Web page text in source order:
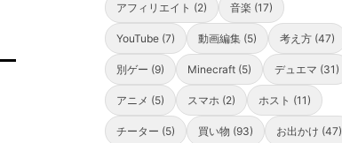
アフィリエイト (2) 音楽 (17)
YouTube (7) 動画編集 (5) 考え方 (47)
別ゲー (9) Minecraft (5) デュエマ (31)
アニメ (5) スマホ (2) ホスト (11)
チーター (5) 買い物 (93) お出かけ (47)